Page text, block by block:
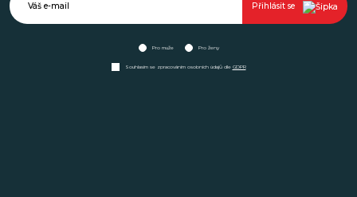
Přihlásit se
Pro muže Pro ženy
Souhlasím se zpracováním osobních údajů dle GDPR